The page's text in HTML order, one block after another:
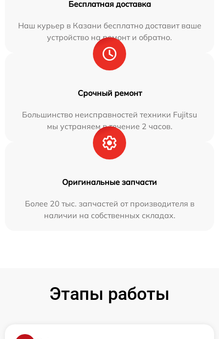
Бесплатная доставка
Наш курьер в Казани бесплатно доставит ваше
устройство на ремонт и обратно.
Срочный ремонт
Большинство неисправностей техники Fujitsu
мы устраняем в течение 2 часов.
Оригинальные запчасти
Более 20 тыс. запчастей от производителя в
наличии на собственных складах.
Этапы работы